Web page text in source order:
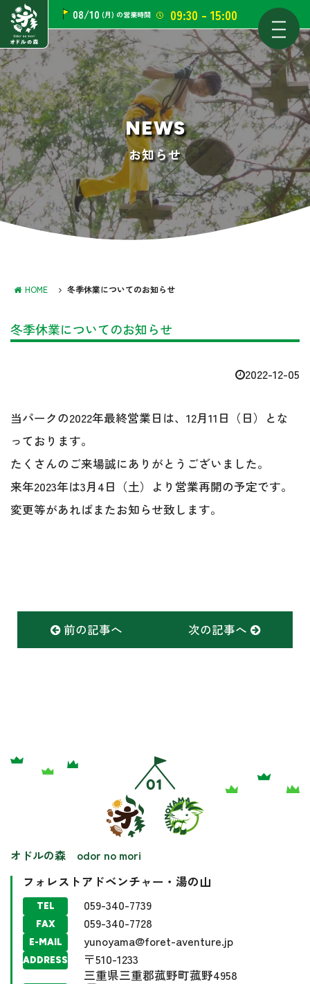
08/10 (月) の営業時間 09:30 - 15:00
NEWS
お知らせ
HOME 冬季休業についてのお知らせ
冬季休業についてのお知らせ
2022-12-05
当パークの2022年最終営業日は、12月11日（日）とな
っております。
たくさんのご来場誠にありがとうございました。
来年2023年は3月4日（土）より営業再開の予定です。
変更等があればまたお知らせ致します。
前の記事へ 次の記事へ
オドルの森 odor no mori
フォレストアドベンチャー・湯の山
TEL 059-340-7739
FAX 059-340-7728
E-MAIL yunoyama@foret-aventure.jp
ADDRESS
〒510-1233
三重県三重郡菰野町菰野4958